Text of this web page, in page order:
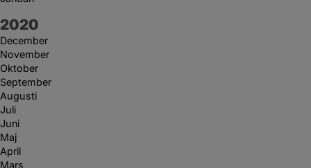
År:
2020
December
November
Oktober
September
Augusti
Juli
Juni
Maj
April
Mars